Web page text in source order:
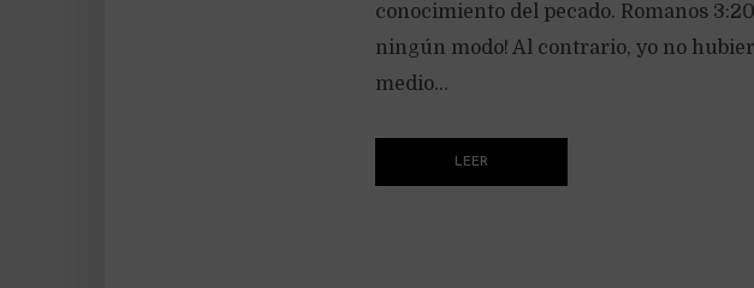
conocimiento del pecado. Romanos
ningún modo! Al contrario, yo no
medio...
LEER